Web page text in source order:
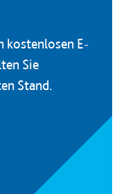
kostenlosen E-
Sie
Stand.